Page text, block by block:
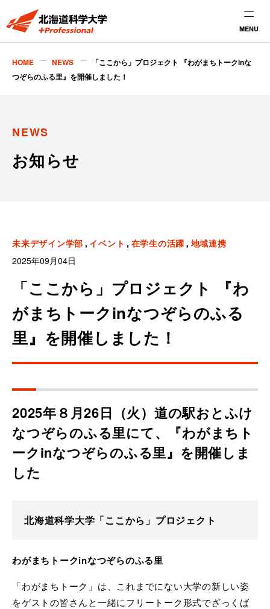
MENU
HOME NEWS
「ここから」プロジェクト 『わがまちトークinな
つぞらのふる里』を開催しました！
NEWS
お知らせ
未来デザイン学部 イベント 在学生の活躍 地域連携
2025年09月04日
「ここから」プロジェクト 『わ
がまちトークinなつぞらのふる
里』を開催しました！
2025年８月26日（火）道の駅おとふけ
なつぞらのふる里にて、『わがまちト
ークinなつぞらのふる里』を開催しま
した
北海道科学大学「ここから」プロジェクト
わがまちトークinなつぞらのふる里
「わがまちトーク」は、これまでにない大学の新しい姿
をゲストの皆さんと一緒にフリートーク形式でざっくば